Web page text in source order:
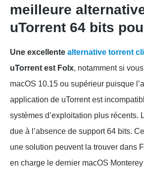
meilleure
uTorrent 64 bits
Une excellente alternative torrent
uTorrent est Folx, notamment si
macOS 10.15 ou supérieur puisque
application de uTorrent est
systèmes d’exploitation plus récents.
due à l’absence de support 64 bits.
une solution peuvent la trouver dans
en charge le dernier macOS Monterey